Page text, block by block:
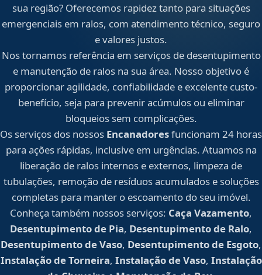
sua região? Oferecemos rapidez tanto para situações
emergenciais em ralos, com atendimento técnico, seguro
e valores justos.
Nos tornamos referência em serviços de desentupimento
e manutenção de ralos na sua área. Nosso objetivo é
proporcionar agilidade, confiabilidade e excelente custo-
benefício, seja para prevenir acúmulos ou eliminar
bloqueios sem complicações.
Os serviços dos nossos Encanadoresfuncionam 24 horas
para ações rápidas, inclusive em urgências. Atuamos na
liberação de ralos internos e externos, limpeza de
tubulações, remoção de resíduos acumulados e soluções
completas para manter o escoamento do seu imóvel.
Conheça também nossos serviços: Caça Vazamento,
Desentupimento de Pia, Desentupimento de Ralo,
Desentupimento de Vaso, Desentupimento de Esgoto,
Instalação de Torneira, Instalação de Vaso, Instalação